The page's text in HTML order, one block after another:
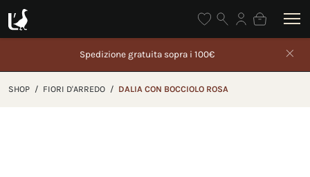
Gli
Spedizione gratuita sopra i 100€
SHOP / FIORI D'ARREDO / DALIA CON BOCCIOLO ROSA